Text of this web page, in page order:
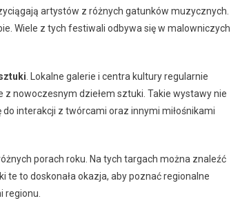
artystów z różnych gatunków muzycznych.
Wiele z tych festiwali odbywa się w malowniczych
. Lokalne galerie i centra kultury regularnie
nowoczesnym dziełem sztuki. Takie wystawy nie
interakcji z twórcami oraz innymi miłośnikami
porach roku. Na tych targach można znaleźć
to doskonała okazja, aby poznać regionalne
regionu.